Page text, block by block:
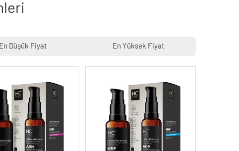
En Düşük Fiyat En Yüksek Fiyat